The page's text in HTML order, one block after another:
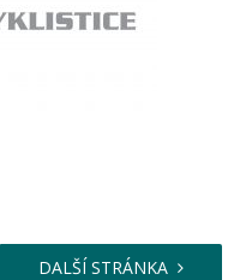
8
DALŠÍ STRÁNKA